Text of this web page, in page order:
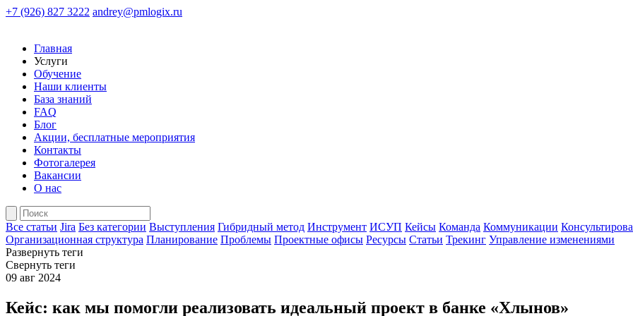
+7 (926) 827 3222 andrey@pmlogix.ru
Главная
Услуги
Обучение
Наши клиенты
База знаний
FAQ
Блог
Акции, бесплатные мероприятия
Контакты
Фотогалерея
Вакансии
О нас
Все статьи Jira Без категории Выступления Гибридный метод Инструмент ИСУП Кейсы Команда Коммуникации
Организационная структура Планирование Проблемы Проектные офисы Ресурсы Статьи Трекинг Управление изменениями
Развернуть теги
Свернуть теги
09 авг 2024
Кейс: как мы помогли реализовать идеальный проект в банке «Хлынов»